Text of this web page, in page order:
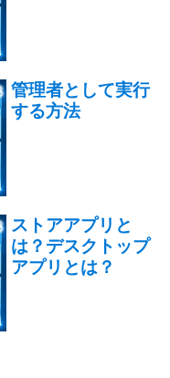
管理者として実行
する方法
ストアアプリと
は？デスクトップ
アプリとは？